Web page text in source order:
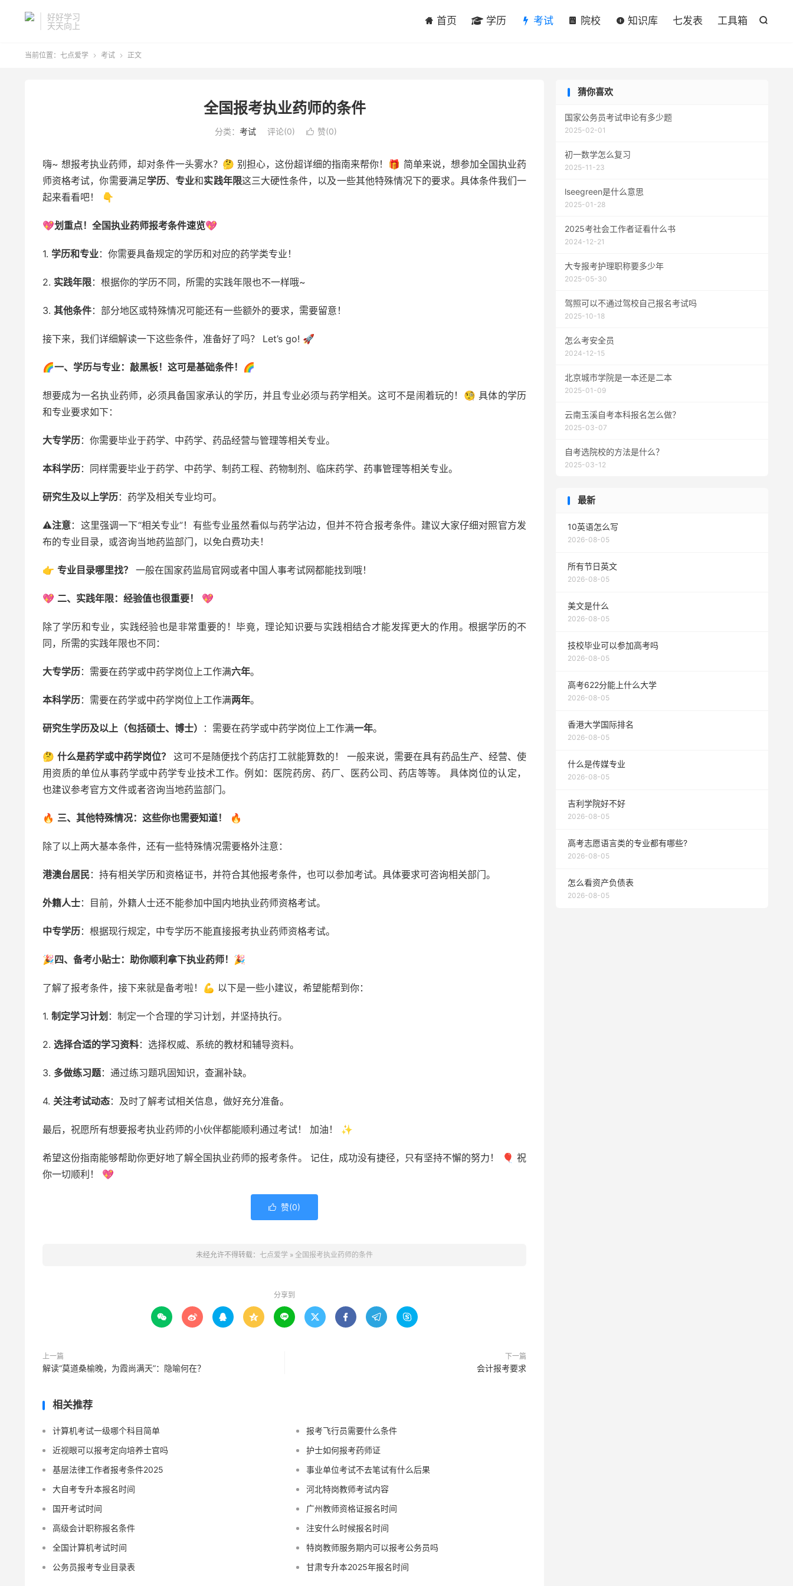
好好学习
天天向上

首页 学历 考试 院校 知识库 七发表 工具箱
当前位置： 七点爱学  考试  正文
全国报考执业药师的条件
分类： 考试 评论(0)  赞(0)
嗨~ 想报考执业药师，却对条件一头雾水？🤔 别担心，这份超详细的指南来帮你！🎁 简单来说，想参加全国执业药
师资格考试，你需要满足学历、 专业和实践年限这三大硬性条件，以及一些其他特殊情况下的要求。具体条件我们一
起来看看吧！ 👇
💖划重点！全国执业药师报考条件速览💖
1. 学历和专业：你需要具备规定的学历和对应的药学类专业！
2. 实践年限：根据你的学历不同，所需的实践年限也不一样哦~
3. 其他条件：部分地区或特殊情况可能还有一些额外的要求，需要留意！
接下来，我们详细解读一下这些条件，准备好了吗？ Let’s go! 🚀
🌈一、学历与专业：敲黑板！这可是基础条件！ 🌈
想要成为一名执业药师，必须具备国家承认的学历，并且专业必须与药学相关。这可不是闹着玩的！🧐 具体的学历
和专业要求如下：
大专学历：你需要毕业于药学、中药学、药品经营与管理等相关专业。
本科学历：同样需要毕业于药学、中药学、制药工程、药物制剂、临床药学、药事管理等相关专业。
研究生及以上学历：药学及相关专业均可。
⚠️注意：这里强调一下“相关专业”！有些专业虽然看似与药学沾边，但并不符合报考条件。建议大家仔细对照官方发
布的专业目录，或咨询当地药监部门，以免白费功夫！
👉 专业目录哪里找？ 一般在国家药监局官网或者中国人事考试网都能找到哦！
💖 二、实践年限：经验值也很重要！ 💖
除了学历和专业，实践经验也是非常重要的！毕竟，理论知识要与实践相结合才能发挥更大的作用。根据学历的不
同，所需的实践年限也不同：
大专学历：需要在药学或中药学岗位上工作满六年。
本科学历：需要在药学或中药学岗位上工作满两年。
研究生学历及以上（包括硕士、博士） ：需要在药学或中药学岗位上工作满一年。
🤔什么是药学或中药学岗位？
这可不是随便找个药店打工就能算数的！ 一般来说，需要在具有药品生产、经营、使
用资质的单位从事药学或中药学专业技术工作。例如：医院药房、药厂、医药公司、药店等等。 具体岗位的认定，
也建议参考官方文件或者咨询当地药监部门。
🔥 三、其他特殊情况：这些你也需要知道！ 🔥
除了以上两大基本条件，还有一些特殊情况需要格外注意：
港澳台居民：持有相关学历和资格证书，并符合其他报考条件，也可以参加考试。具体要求可咨询相关部门。
外籍人士：目前，外籍人士还不能参加中国内地执业药师资格考试。
中专学历：根据现行规定，中专学历不能直接报考执业药师资格考试。
🎉四、备考小贴士：助你顺利拿下执业药师！ 🎉
了解了报考条件，接下来就是备考啦！💪 以下是一些小建议，希望能帮到你：
1. 制定学习计划 ：制定一个合理的学习计划，并坚持执行。
2. 选择合适的学习资料：选择权威、系统的教材和辅导资料。
3. 多做练习题：通过练习题巩固知识，查漏补缺。
4. 关注考试动态：及时了解考试相关信息，做好充分准备。
最后，祝愿所有想要报考执业药师的小伙伴都能顺利通过考试！ 加油！ ✨
希望这份指南能够帮助你更好地了解全国执业药师的报考条件。 记住，成功没有捷径，只有坚持不懈的努力！ 🎈 祝
你一切顺利！ 💖
 赞(0)
未经允许不得转载： 七点爱学 » 全国报考执业药师的条件
分享到
        
上一篇
解读“莫道桑榆晚，为霞尚满天”：隐喻何在？
下一篇
会计报考要求
相关推荐
计算机考试一级哪个科目简单
报考飞行员需要什么条件
近视眼可以报考定向培养士官吗
护士如何报考药师证
基层法律工作者报考条件2025
事业单位考试不去笔试有什么后果
大自考专升本报名时间
河北特岗教师考试内容
国开考试时间
广州教师资格证报名时间
高级会计职称报名条件
注安什么时候报名时间
全国计算机考试时间
特岗教师服务期内可以报考公务员吗
公务员报考专业目录表
甘肃专升本2025年报名时间
猜你喜欢
国家公务员考试申论有多少题
2025-02-01
初一数学怎么复习
2025-11-23
lseegreen是什么意思
2025-01-28
2025考社会工作者证看什么书
2024-12-21
大专报考护理职称要多少年
2025-05-30
驾照可以不通过驾校自己报名考试吗
2025-10-18
怎么考安全员
2024-12-15
北京城市学院是一本还是二本
2025-01-09
云南玉溪自考本科报名怎么做？
2025-03-07
自考选院校的方法是什么？
2025-03-12
最新
10英语怎么写
2026-08-05
所有节日英文
2026-08-05
美文是什么
2026-08-05
技校毕业可以参加高考吗
2026-08-05
高考622分能上什么大学
2026-08-05
香港大学国际排名
2026-08-05
什么是传媒专业
2026-08-05
吉利学院好不好
2026-08-05
高考志愿语言类的专业都有哪些?
2026-08-05
怎么看资产负债表
2026-08-05